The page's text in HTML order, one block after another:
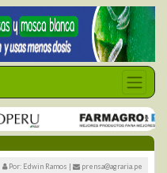
Por: Edwin Ramos | prensa@agraria.pe